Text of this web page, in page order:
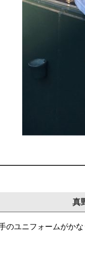
真
のユニフォームがか